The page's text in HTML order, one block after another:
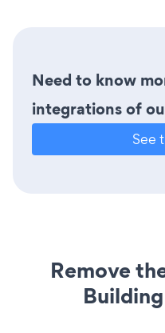
Need to know
integrations of
See
Remove